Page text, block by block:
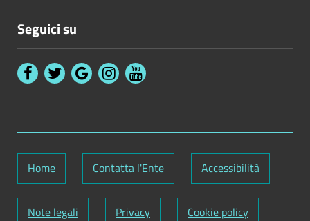
Seguici su
Home Contatta l'Ente Accessibilità
Note legali Privacy Cookie policy